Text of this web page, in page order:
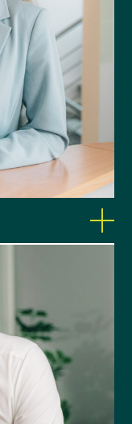
Gaß: „Die
Seidel-
, Kreisrat von
an der